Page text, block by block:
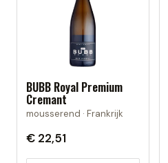
BUBB Royal Premium
Cremant
mousserend · Frankrijk
€ 22,51